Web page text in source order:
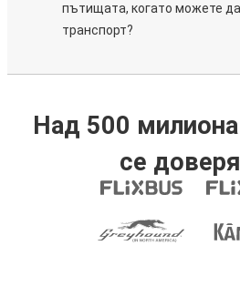
пътищата, когато можете
транспорт?
Над 500
се